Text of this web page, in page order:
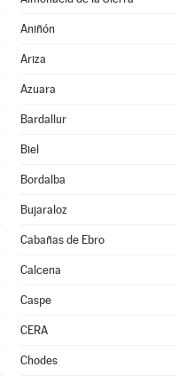
Aniñón
Ariza
Azuara
Bardallur
Biel
Bordalba
Bujaraloz
Cabañas de Ebro
Calcena
Caspe
CERA
Chodes